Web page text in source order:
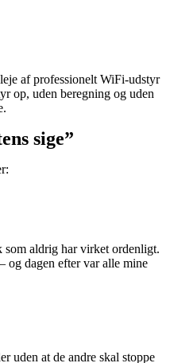
af professionelt WiFi-udstyr
op, uden beregning og uden
sige”
som aldrig har virket ordenligt.
og dagen efter var alle mine
uden at de andre skal stoppe